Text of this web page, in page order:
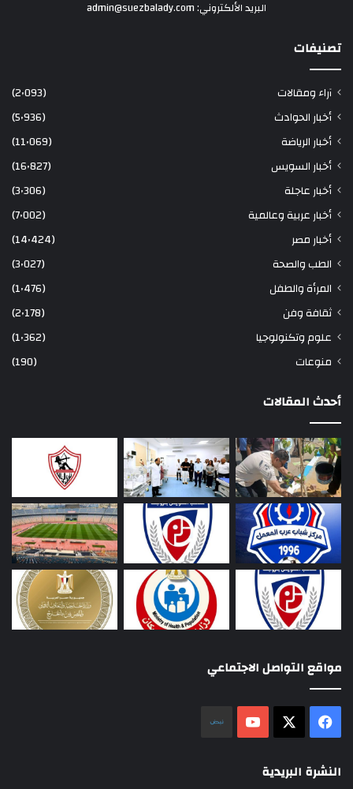
البريد الألكتروني: admin@suezbalady.com
تصنيفات
آراء ومقالات
(2٬093)
أخبار الحوادث
(5٬936)
أخبار الرياضة
(11٬069)
أخبار السويس
(16٬827)
أخبار عاجلة
(3٬306)
أخبار عربية وعالمية
(7٬002)
أخبار مصر
(14٬424)
الطب والصحة
(3٬027)
المرأة والطفل
(1٬476)
ثقافة وفن
(2٬178)
علوم وتكنولوجيا
(1٬362)
منوعات
(190)
أحدث المقالات
مواقع التواصل الاجتماعي
فيسبوك ‫YouTube
النشرة البريدية